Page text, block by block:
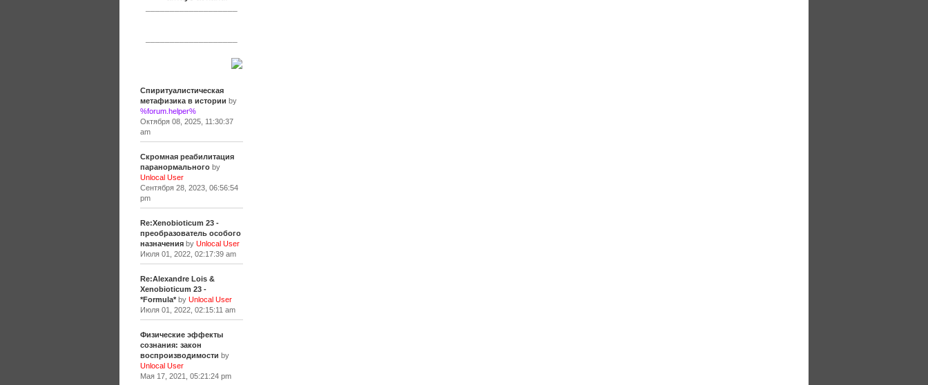
Спиритуалистическая
метафизика в истории by
%forum.helper%
Октября 08, 2025, 11:30:37
am
Скромная реабилитация
паранормальногоby
Unlocal User
Сентября 28, 2023, 06:56:54
pm
Re:Xenobioticum 23 -
преобразователь особого
назначенияby Unlocal User
Июля 01, 2022, 02:17:39 am
Re:Alexandre Lois &
Xenobioticum 23 -
*Formula*by Unlocal User
Июля 01, 2022, 02:15:11 am
Физические эффекты
сознания: закон
воспроизводимости by
Unlocal User
Мая 17, 2021, 05:21:24 pm